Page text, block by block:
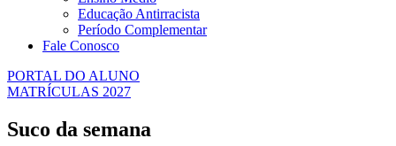
Educação Antirracista
Período Complementar
Fale Conosco
PORTAL DO ALUNO
MATRÍCULAS 2027
Suco da semana